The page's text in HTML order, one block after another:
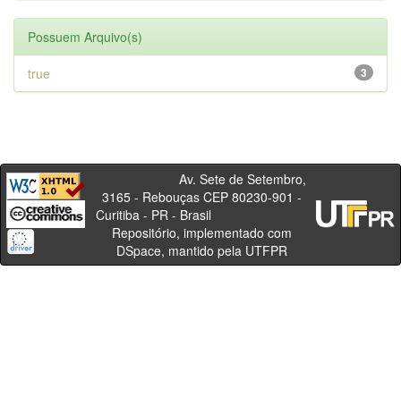
Possuem Arquivo(s)
3
true
Av. Sete de Setembro,
3165 - Rebouças CEP 80230-901 -
Curitiba - PR - Brasil
Repositório, implementado com
DSpace, mantido pela UTFPR